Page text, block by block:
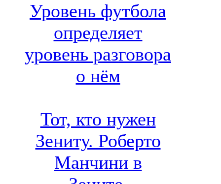
Уровень футбола
определяет
уровень разговора
о нём
Тот, кто нужен
Зениту. Роберто
Манчини в